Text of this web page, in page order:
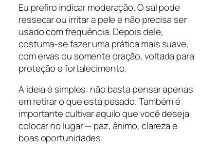
Eu prefiro indicar moderação. O sal pode
ressecar ou irritar a pele e não precisa ser
usado com frequência. Depois dele,
costuma-se fazer uma prática mais suave,
com ervas ou somente oração, voltada para
proteção e fortalecimento.
A ideia é simples: não basta pensar apenas
em retirar o que está pesado. Também é
importante cultivar aquilo que você deseja
colocar no lugar — paz, ânimo, clareza e
boas oportunidades.